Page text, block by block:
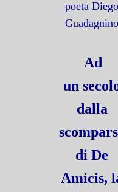
poeta Diego
Guadagnino
Ad
un
dalla
di De
Amicis,